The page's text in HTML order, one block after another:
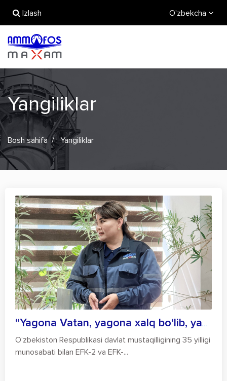
Izlash O'zbekcha
Yangiliklar
Bosh sahifa Yangiliklar
“Yagona Vatan, yagona xalq bo‘lib, yangi...
O‘zbekiston Respublikasi davlat mustaqilligining 35 yilligi
munosabati bilan EFK-2 va EFK-...